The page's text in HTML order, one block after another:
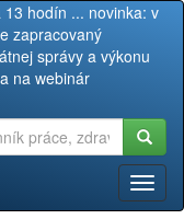
hodín ... novinka: v
zapracovaný
správy a výkonu
na webinár